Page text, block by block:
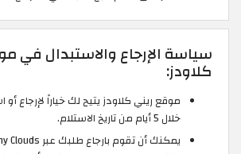
سياسة الإرجاع والاستبدال في
كلاودز:
موقع ريني كلاودز يتيح لك خياراً لإرجاع
خلال 5 أيام من تاريخ الاستلام.